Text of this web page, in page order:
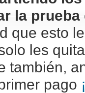
la
que esto
les
también,
pago